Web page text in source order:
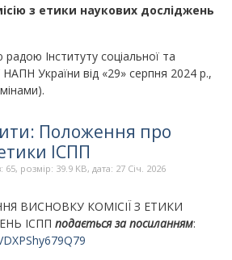
з етики наукових досліджень
Інституту соціальної та
НАПН України від «29» серпня 2024 р.,
Положення про
ІСПП
розмір: 39.9 KB, дата: 27 Січ. 2026
ВИСНОВКУ КОМІСІЇ З ЕТИКИ
ІСПП подається за посиланням: